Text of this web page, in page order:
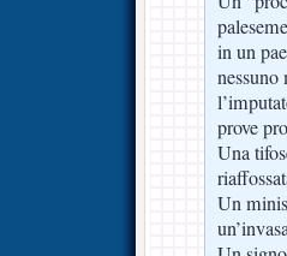
in un
nessuno
prove
Una
Un